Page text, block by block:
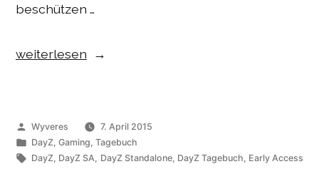
beschützen …
„Gaming
SA
Tagebuch:
Friedlichkeit“
weiterlesen
Veröffentlicht
von
Wyveres
7. April 2015
Veröffentlicht
unter
DayZ ,Gaming ,Tagebuch
Schlagwörter:
DayZ DayZ SA DayZ Standalone, DayZ Tagebuch Early Access